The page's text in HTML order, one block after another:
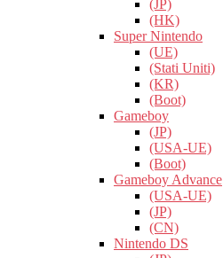
(JP)
(HK)
Super Nintendo
(UE)
(Stati Uniti)
(KR)
(Boot)
Gameboy
(JP)
(USA-UE)
(Boot)
Gameboy Advance
(USA-UE)
(JP)
(CN)
Nintendo DS